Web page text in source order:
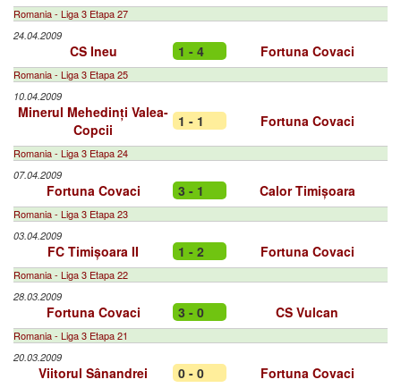
Romania - Liga 3 Etapa 27
24.04.2009
CS Ineu 1 - 4 Fortuna Covaci
Romania - Liga 3 Etapa 25
10.04.2009
Minerul Mehedinți Valea-
Copcii
1 - 1 Fortuna Covaci
Romania - Liga 3 Etapa 24
07.04.2009
Fortuna Covaci 3 - 1 Calor Timișoara
Romania - Liga 3 Etapa 23
03.04.2009
FC Timișoara II 1 - 2 Fortuna Covaci
Romania - Liga 3 Etapa 22
28.03.2009
Fortuna Covaci 3 - 0 CS Vulcan
Romania - Liga 3 Etapa 21
20.03.2009
Viitorul Sânandrei 0 - 0 Fortuna Covaci